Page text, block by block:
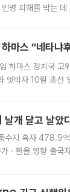
명 피해를 막는
하마스 “네타냐
하마스 정치국 고
엇박자 10월 총선
날개 달고 날
수지 흑자 478.9
ㆍ환율 영향 출국